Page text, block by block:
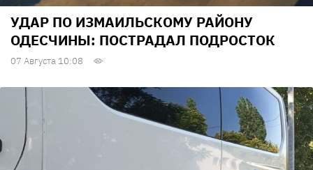
УДАР ПО ИЗМАИЛЬСКОМУ РАЙОНУ
ОДЕСЧИНЫ: ПОСТРАДАЛ ПОДРОСТОК
07 Августа 10:08